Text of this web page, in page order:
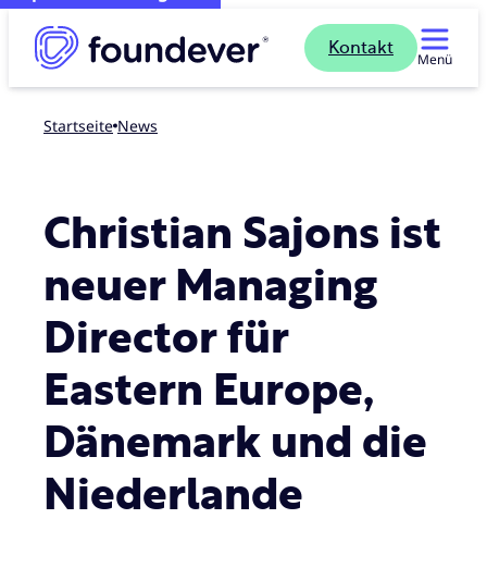
Kontakt
Menü
Startseite news
Christian Sajons ist
neuer Managing
Director für
Eastern Europe,
Dänemark und die
Niederlande